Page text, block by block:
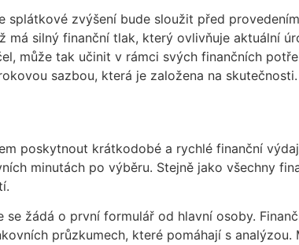
zvýšení bude sloužit před
silný finanční tlak, který ovlivňuje aktuální
může tak učinit v rámci svých finančních
sazbou, která je založena na skutečnosti.
poskytnout krátkodobé a rychlé finanční
minutách po výběru. Stejně jako všechny
žádá o první formulář od hlavní osoby.
průzkumech, které pomáhají s analýzou.